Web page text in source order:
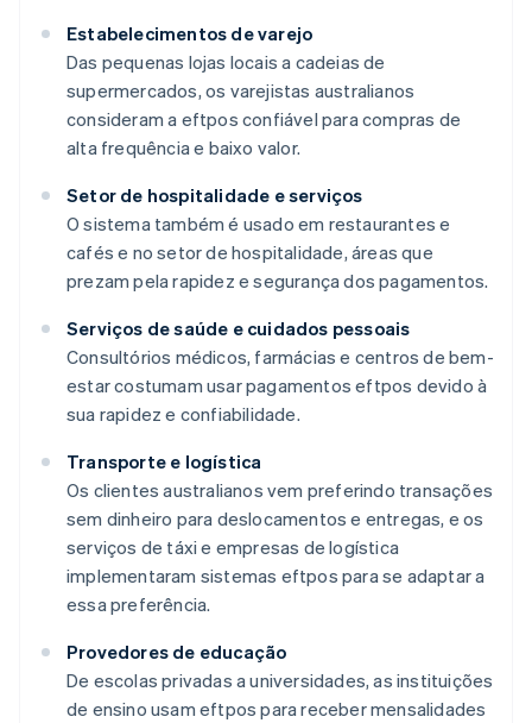
Estabelecimentos de varejo
Das pequenas lojas locais a cadeias de
supermercados, os varejistas australianos
consideram a eftpos confiável para compras de
alta frequência e baixo valor.
Setor de hospitalidade e serviços
O sistema também é usado em restaurantes e
cafés e no setor de hospitalidade, áreas que
prezam pela rapidez e segurança dos pagamentos.
Serviços de saúde e cuidados pessoais
Consultórios médicos, farmácias e centros de bem-
estar costumam usar pagamentos eftpos devido à
sua rapidez e confiabilidade.
Transporte e logística
Os clientes australianos vem preferindo transações
sem dinheiro para deslocamentos e entregas, e os
serviços de táxi e empresas de logística
implementaram sistemas eftpos para se adaptar a
essa preferência.
Provedores de educação
De escolas privadas a universidades, as instituições
de ensino usam eftpos para receber mensalidades